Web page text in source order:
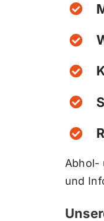
Abhol-
und